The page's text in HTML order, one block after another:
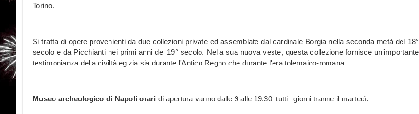
Torino.
Si tratta di opere provenienti da due collezioni private ed assemblate dal cardinale Borgia nella seconda metà del 18°
secolo e da Picchianti nei primi anni del 19° secolo. Nella sua nuova veste, questa collezione fornisce un'importante
testimonianza della civiltà egizia sia durante l'Antico Regno che durante l'era tolemaico-romana.
Museo archeologico di Napoli orari di apertura vanno dalle 9 alle 19.30, tutti i giorni tranne il martedì.